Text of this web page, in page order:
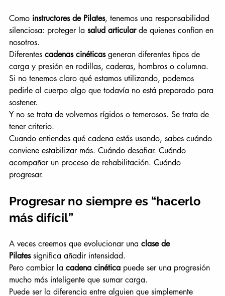
Como instructores de Pilates, tenemos una responsabilidad
silenciosa: proteger la salud articular de quienes confían en
nosotros.
Diferentes cadenas cinéticas generan diferentes tipos de
carga y presión en rodillas, caderas, hombros o columna.
Si no tenemos claro qué estamos utilizando, podemos
pedirle al cuerpo algo que todavía no está preparado para
sostener.
Y no se trata de volvernos rígidos o temerosos. Se trata de
tener criterio.
Cuando entiendes qué cadena estás usando, sabes cuándo
conviene estabilizar más. Cuándo desafiar. Cuándo
acompañar un proceso de rehabilitación. Cuándo
progresar.
Progresar no siempre es “hacerlo
más difícil”
A veces creemos que evolucionar una clase de
Pilates significa añadir intensidad.
Pero cambiar la cadena cinética puede ser una progresión
mucho más inteligente que sumar carga.
Puede ser la diferencia entre alguien que simplemente